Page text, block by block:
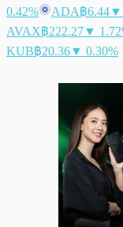
0.42%
ADA฿6.44▼
AVAX฿222.27▼
KUB฿20.36▼ 0.30%